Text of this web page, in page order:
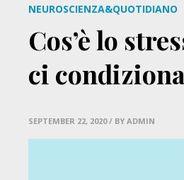
NEUROSCIENZA&QUOTIDIANO
Cos’è lo
ci
SEPTEMBER 22, 2020 / BY ADMIN